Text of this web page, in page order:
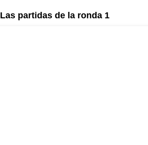
Las partidas de la ronda 1